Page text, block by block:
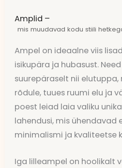
Amplid –
mis muudavad kodu stiili
Ampel on ideaalne viis
isikupära ja hubasust.
suurepäraselt nii
rõdule, tuues ruumi elu ja
poest leiad laia valiku
lahendusi, mis ühendavad
minimalismi ja kvaliteetse
Iga lilleampel on hoolikalt